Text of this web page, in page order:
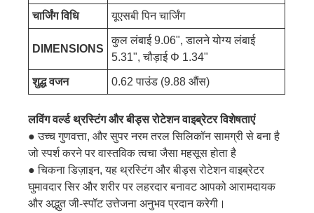
चार्जिंग विधि यूएसबी पिन चार्जिंग
DIMENSIONS
कुल लंबाई 9.06", डालने योग्य लंबाई
5.31", चौड़ाई Φ 1.34"
शुद्ध वजन 0.62 पाउंड (9.88 औंस)
लविंग वर्ल्ड थ्रस्टिंग और बीड्स रोटेशन वाइब्रेटर विशेषताएं
● उच्च गुणवत्ता, और सुपर नरम तरल सिलिकॉन सामग्री से बना है
जो स्पर्श करने पर वास्तविक त्वचा जैसा महसूस होता है
● चिकना डिज़ाइन, यह थ्रस्टिंग और बीड्स रोटेशन वाइब्रेटर
घुमावदार सिर और शरीर पर लहरदार बनावट आपको आरामदायक
और अद्भुत जी-स्पॉट उत्तेजना अनुभव प्रदान करेगी।